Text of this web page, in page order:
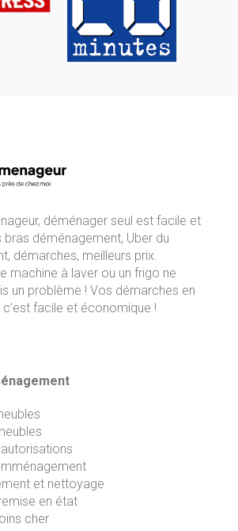
, déménager seul est facile et
bras déménagement, Uber du
démarches, meilleurs prix.
machine à laver ou un frigo ne
un problème ! Vos démarches en
facile et économique !
et nettoyage
en état
cher